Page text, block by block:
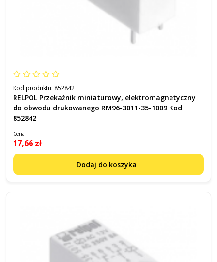
Kod produktu: 852842
RELPOL Przekaźnik miniaturowy, elektromagnetyczny
do obwodu drukowanego RM96-3011-35-1009 Kod
852842
Cena
17,66 zł
Dodaj do koszyka